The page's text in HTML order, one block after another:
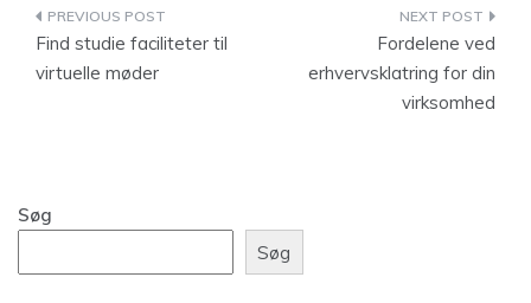
Indlægsnavigation
Find studie faciliteter til
virtuelle møder
Fordelene ved
erhvervsklatring for din
virksomhed
Søg
Søg